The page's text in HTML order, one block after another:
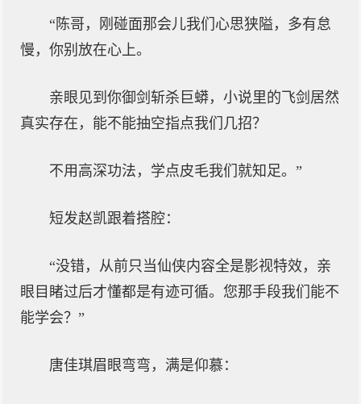
“陈哥，刚碰面那会儿我们心思狭隘，多有怠
慢，你别放在心上。
亲眼见到你御剑斩杀巨蟒，小说里的飞剑居然
真实存在，能不能抽空指点我们几招？
不用高深功法，学点皮毛我们就知足。”
短发赵凯跟着搭腔：
“没错，从前只当仙侠内容全是影视特效，亲
眼目睹过后才懂都是有迹可循。您那手段我们能不
能学会？”
唐佳琪眉眼弯弯，满是仰慕：